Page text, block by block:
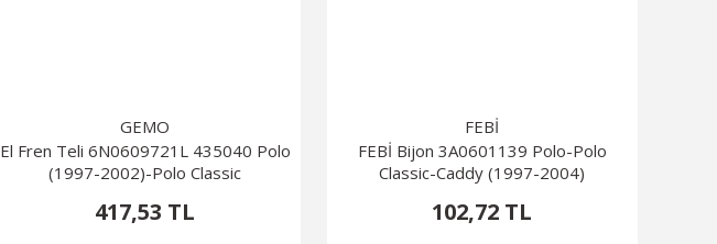
GEMO
El Fren Teli 6N0609721L 435040 Polo
(1997-2002)-Polo Classic
417,53 TL
FEBİ
FEBİ Bijon 3A0601139 Polo-Polo
Classic-Caddy (1997-2004)
102,72 TL